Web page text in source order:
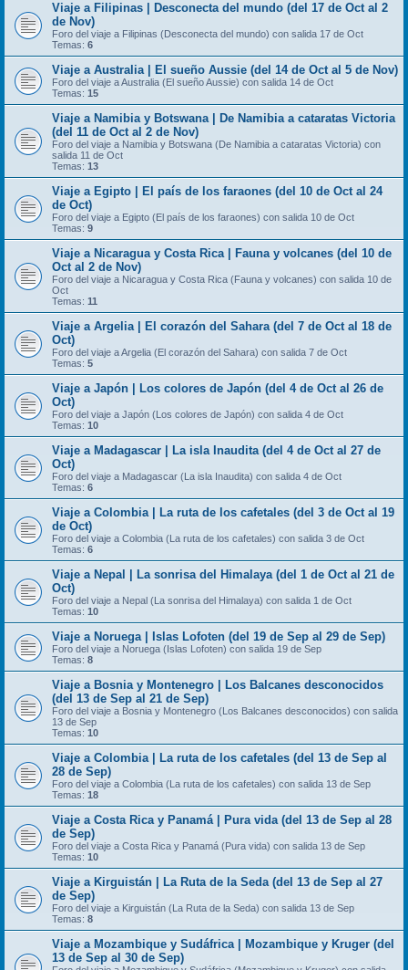
Viaje a Filipinas | Desconecta del mundo (del 17 de Oct al 2
de Nov)
Foro del viaje a Filipinas (Desconecta del mundo) con salida 17 de Oct
Temas: 6
Viaje a Australia | El sueño Aussie (del 14 de Oct al 5 de Nov)
Foro del viaje a Australia (El sueño Aussie) con salida 14 de Oct
Temas: 15
Viaje a Namibia y Botswana | De Namibia a cataratas Victoria
(del 11 de Oct al 2 de Nov)
Foro del viaje a Namibia y Botswana (De Namibia a cataratas Victoria) con
salida 11 de Oct
Temas: 13
Viaje a Egipto | El país de los faraones (del 10 de Oct al 24
de Oct)
Foro del viaje a Egipto (El país de los faraones) con salida 10 de Oct
Temas: 9
Viaje a Nicaragua y Costa Rica | Fauna y volcanes (del 10 de
Oct al 2 de Nov)
Foro del viaje a Nicaragua y Costa Rica (Fauna y volcanes) con salida 10 de
Oct
Temas: 11
Viaje a Argelia | El corazón del Sahara (del 7 de Oct al 18 de
Oct)
Foro del viaje a Argelia (El corazón del Sahara) con salida 7 de Oct
Temas: 5
Viaje a Japón | Los colores de Japón (del 4 de Oct al 26 de
Oct)
Foro del viaje a Japón (Los colores de Japón) con salida 4 de Oct
Temas: 10
Viaje a Madagascar | La isla Inaudita (del 4 de Oct al 27 de
Oct)
Foro del viaje a Madagascar (La isla Inaudita) con salida 4 de Oct
Temas: 6
Viaje a Colombia | La ruta de los cafetales (del 3 de Oct al 19
de Oct)
Foro del viaje a Colombia (La ruta de los cafetales) con salida 3 de Oct
Temas: 6
Viaje a Nepal | La sonrisa del Himalaya (del 1 de Oct al 21 de
Oct)
Foro del viaje a Nepal (La sonrisa del Himalaya) con salida 1 de Oct
Temas: 10
Viaje a Noruega | Islas Lofoten (del 19 de Sep al 29 de Sep)
Foro del viaje a Noruega (Islas Lofoten) con salida 19 de Sep
Temas: 8
Viaje a Bosnia y Montenegro | Los Balcanes desconocidos
(del 13 de Sep al 21 de Sep)
Foro del viaje a Bosnia y Montenegro (Los Balcanes desconocidos) con salida
13 de Sep
Temas: 10
Viaje a Colombia | La ruta de los cafetales (del 13 de Sep al
28 de Sep)
Foro del viaje a Colombia (La ruta de los cafetales) con salida 13 de Sep
Temas: 18
Viaje a Costa Rica y Panamá | Pura vida (del 13 de Sep al 28
de Sep)
Foro del viaje a Costa Rica y Panamá (Pura vida) con salida 13 de Sep
Temas: 10
Viaje a Kirguistán | La Ruta de la Seda (del 13 de Sep al 27
de Sep)
Foro del viaje a Kirguistán (La Ruta de la Seda) con salida 13 de Sep
Temas: 8
Viaje a Mozambique y Sudáfrica | Mozambique y Kruger (del
13 de Sep al 30 de Sep)